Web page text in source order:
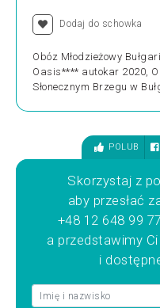
Dodaj do schowka
Obóz Młodzieżowy
Oasis**** autokar 2020,
Słonecznym Brzegu w
POLUB
Skorzystaj z
aby przesłać
+48 12 648 99
a przedstawimy
i